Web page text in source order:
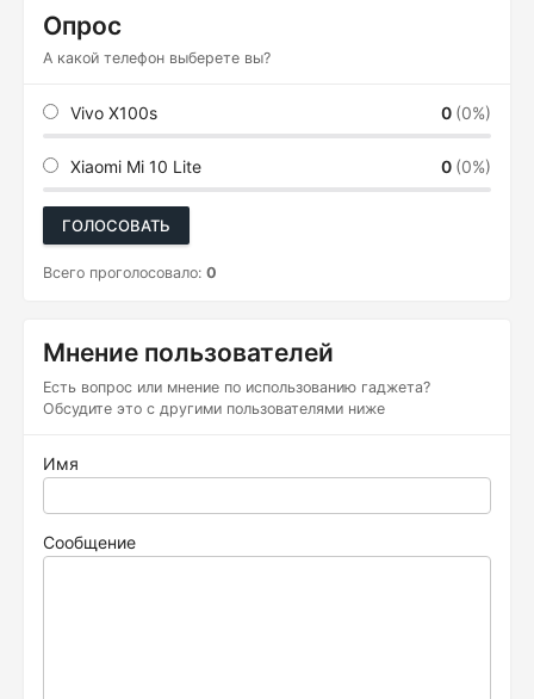
Опрос
А какой телефон выберете вы?
Vivo X100s 0 (0%)
Xiaomi Mi 10 Lite 0 (0%)
ГОЛОСОВАТЬ
Всего проголосовало: 0
Мнение пользователей
Есть вопрос или мнение по использованию гаджета?
Обсудите это с другими пользователями ниже
Имя
Сообщение